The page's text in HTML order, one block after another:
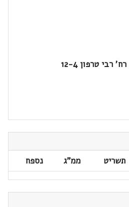
טרפון 12-4
תשריט ממ"ג נספח